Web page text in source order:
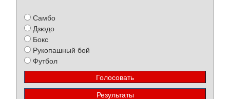
Самбо
Дзюдо
Бокс
Рукопашный бой
Футбол